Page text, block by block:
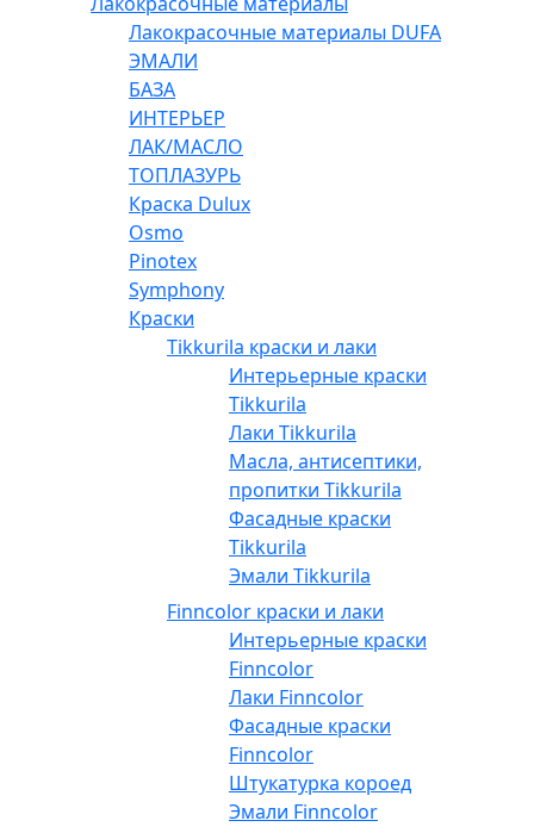
Лакокрасочные материалы DUFA
ЭМАЛИ
БАЗА
ИНТЕРЬЕР
ЛАК/МАСЛО
ТОПЛАЗУРЬ
Краска Dulux
Osmo
Pinotex
Symphony
Краски
Tikkurila краски и лаки
Интерьерные краски
Tikkurila
Лаки Tikkurila
Масла, антисептики,
пропитки Tikkurila
Фасадные краски
Tikkurila
Эмали Tikkurila
Finncolor краски и лаки
Интерьерные краски
Finncolor
Лаки Finncolor
Фасадные краски
Finncolor
Штукатурка короед
Эмали Finncolor